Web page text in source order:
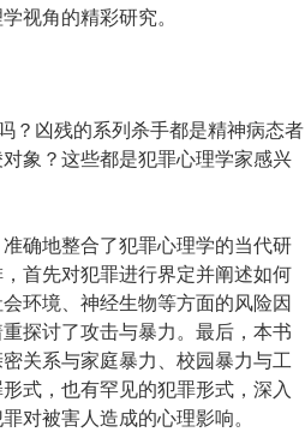
视角的精彩研究。
？凶残的系列杀手都是精神病态者
象？这些都是犯罪心理学家感兴
确地整合了犯罪心理学的当代研
首先对犯罪进行界定并阐述如何
环境、神经生物等方面的风险因
探讨了攻击与暴力。最后，本书
关系与家庭暴力、校园暴力与工
式，也有罕见的犯罪形式，深入
对被害人造成的心理影响。